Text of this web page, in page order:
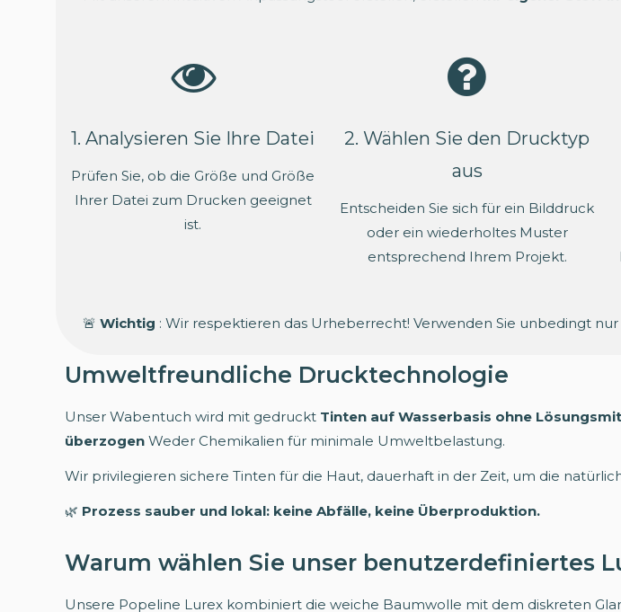
1. Analysieren Sie Ihre Datei
Prüfen Sie, ob die Größe und Größe
Ihrer Datei zum Drucken geeignet
ist.
2. Wählen Sie den Drucktyp
aus
Entscheiden Sie sich für ein Bilddruck
oder ein wiederholtes Muster
entsprechend Ihrem Projekt.
🚨 Wichtig : Wir respektieren das Urheberrecht! Verwenden Sie unbedingt
Umweltfreundliche Drucktechnologie
Unser Wabentuch wird mit gedruckt Tinten auf Wasserbasis ohne
überzogen Weder Chemikalien für minimale Umweltbelastung.
Wir privilegieren sichere Tinten für die Haut, dauerhaft in der Zeit, um die
🌿 Prozess sauber und lokal: keine Abfälle, keine Überproduktion.
Warum wählen Sie unser benutzerdefiniertes
Unsere Popeline Lurex kombiniert die weiche Baumwolle mit dem diskreten